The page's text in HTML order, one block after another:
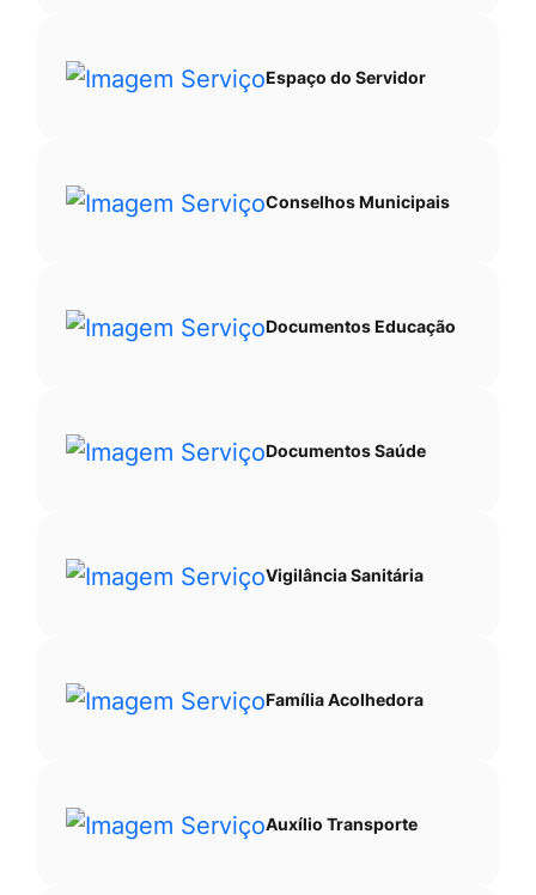
Espaço do Servidor
Conselhos Municipais
Documentos Educação
Documentos Saúde
Vigilância Sanitária
Família Acolhedora
Auxílio Transporte